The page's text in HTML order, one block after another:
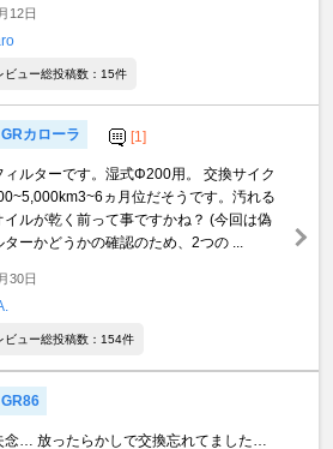
12日
ビュー総投稿数：15件
GRカローラ [1]
ィルターです。湿式Φ200用。 交換サイク
ヵ月位だそうです。汚れる
イルが乾く前って事ですかね？ (今回は偽
ターかどうかの確認のため、2つの ...
30日
ビュー総投稿数：154件
GR86
念… 放ったらかしで交換忘れてました…